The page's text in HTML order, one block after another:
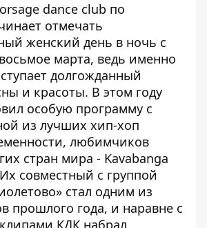
dance club по
отмечать
женский день в ночь с
марта, ведь именно
долгожданный
и красоты. В этом году
особую программу с
из лучших хип-хоп
любимчиков
стран мира - Kavabanga
совместный с группой
стал одним из
прошлого года, и наравне с
КДК набрал